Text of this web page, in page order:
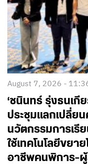
August 7, 2026 -
‘ชนินทร์ รุ่งธนเกี
ประชุมแลกเปลี่ย
นวัตกรรมการเรี
ใช้เทคโนโลยีขย
อาชีพคนพิการ-